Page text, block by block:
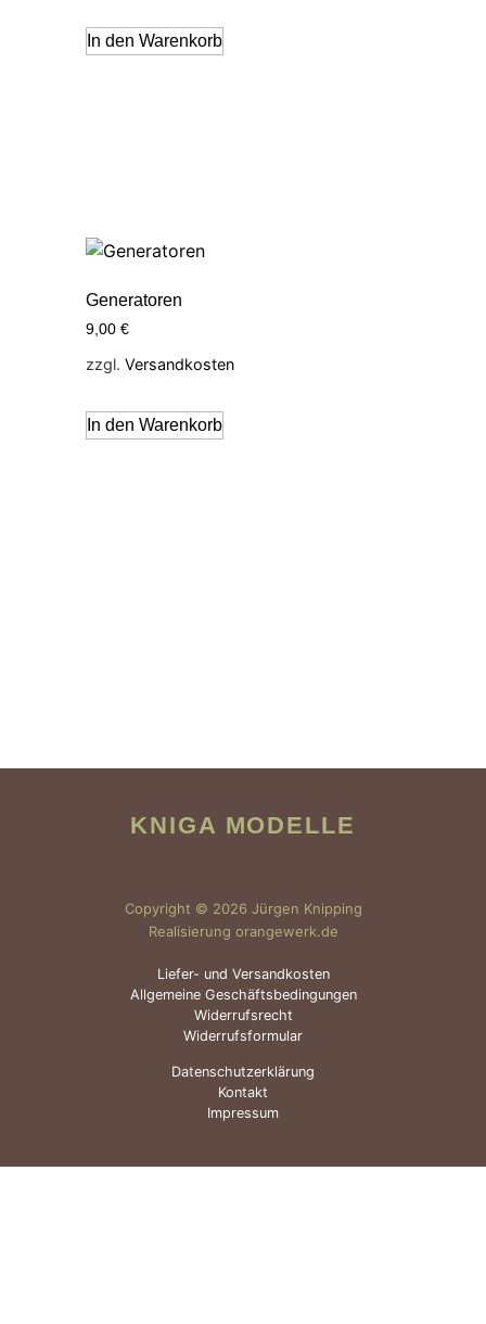
In den Warenkorb
Generatoren
9,00 €
zzgl. Versandkosten
In den Warenkorb
KNIGA MODELLE
Copyright © 2026 Jürgen Knipping
Realisierung orangewerk.de
Liefer- und Versandkosten
Allgemeine Geschäftsbedingungen
Widerrufsrecht
Widerrufsformular
Datenschutzerklärung
Kontakt
Impressum